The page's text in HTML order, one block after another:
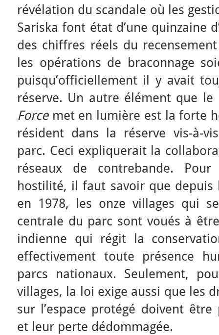
révélation du scandale où les
Sariska font état d’une quinzaine
des chiffres réels du
les opérations de braconnage
puisqu’officiellement il y avait
réserve. Un autre élément que
Forcemet en lumière est la forte
résident dans la réserve vis-à-
parc. Ceci expliquerait la
réseaux de contrebande.
hostilité, il faut savoir que depuis
en 1978, les onze villages qui
centrale du parc sont voués à
indienne qui régit la
effectivement toute présence
parcs nationaux. Seulement,
villages, la loi exige aussi que les
sur l’espace protégé doivent
et leur perte dédommagée.